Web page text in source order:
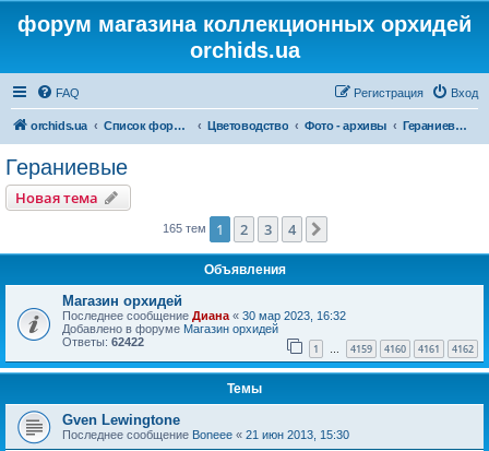
форум магазина коллекционных орхидей
orchids.ua
FAQ Вход
Регистрация
orchids.ua Список форумов Цветоводство Фото - архивы Гераниевые
Гераниевые
Новая тема
165 тем 1 2 3 4
Объявления
Магазин орхидей
Последнее сообщение Диана « 30 мар 2023, 16:32
Добавлено в форуме Магазин орхидей
Ответы: 62422 1 … 4159 4160 4161 4162
Темы
Gven Lewingtone
Последнее сообщение Boneee « 21 июн 2013, 15:30